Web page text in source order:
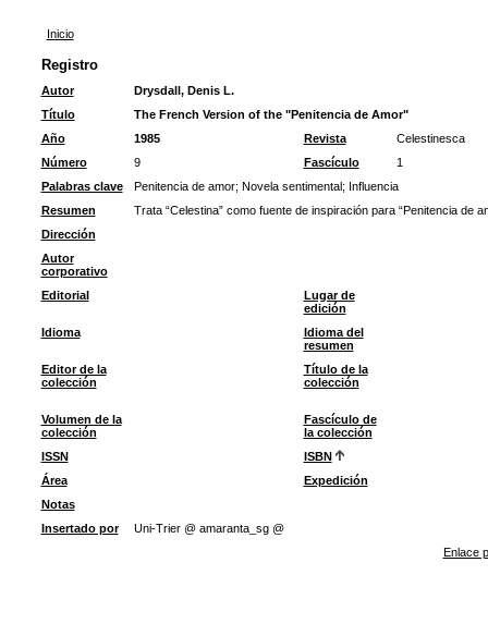
Inicio
Registro
Autor
Drysdall, Denis L.
Título
The French Version of the "Penitencia de Amor"
Año
1985 Revista
Celestinesca
Número
9 Fascículo
1
Palabras clave
Penitencia de amor; Novela sentimental; Influencia
Resumen
Trata “Celestina” como fuente de inspiración para “Penitencia de
Dirección
Autor
corporativo
Editorial
Lugar de
edición
Idioma
Idioma del
resumen
Editor de la
colección
Título de la
colección
Volumen de la
colección
Fascículo de
la colección
ISSN
ISBN
Área
Expedición
Notas
Insertado por
Uni-Trier @ amaranta_sg @
Enlace